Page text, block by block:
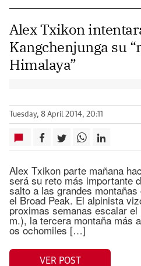
Alex Txikon
Kangchenjunga su
Himalaya”
Tuesday, 8 April 2014, 20:11
Alex Txikon parte mañana
será su reto más importante
salto a las grandes
el Broad Peak. El alpinista
proximas semanas escalar
m.), la tercera montaña más
os ochomiles […]
VER POST